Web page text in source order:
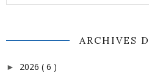
ARCHIVES
► 2026 ( 6 )